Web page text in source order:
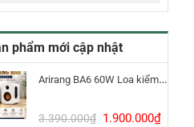
phẩm mới cập nhật
Arirang BA6 60W Loa kiểm âm Bluetooth 5.3
3.390.000₫ Giá
1.900.000₫Giá